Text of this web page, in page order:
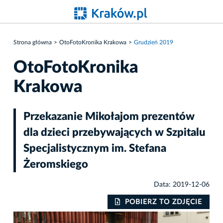
Strona główna OtoFotoKronika Krakowa Grudzień 2019
OtoFotoKronika
Krakowa
Przekazanie Mikołajom prezentów
dla dzieci przebywających w Szpitalu
Specjalistycznym im. Stefana
Żeromskiego
Data: 2019-12-06
POBIERZ TO ZDJĘCIE